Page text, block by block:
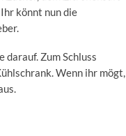
könnt nun die
Zum Schluss
Wenn ihr mögt,